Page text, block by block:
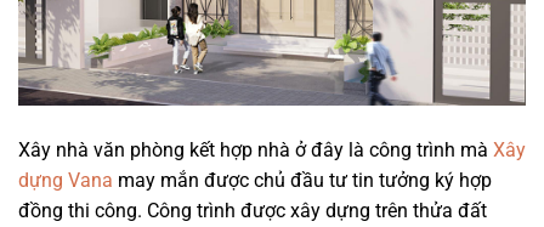
Xây nhà văn phòng kết hợp nhà ở đây là công trình mà Xây
dựng Vana may mắn được chủ đầu tư tin tưởng ký hợp
đồng thi công. Công trình được xây dựng trên thửa đất